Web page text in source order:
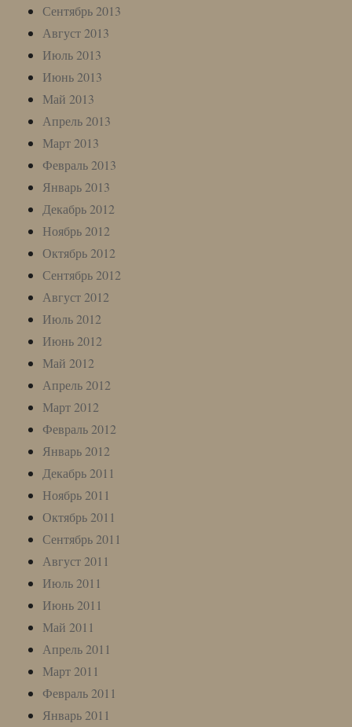
Сентябрь 2013
Август 2013
Июль 2013
Июнь 2013
Май 2013
Апрель 2013
Март 2013
Февраль 2013
Январь 2013
Декабрь 2012
Ноябрь 2012
Октябрь 2012
Сентябрь 2012
Август 2012
Июль 2012
Июнь 2012
Май 2012
Апрель 2012
Март 2012
Февраль 2012
Январь 2012
Декабрь 2011
Ноябрь 2011
Октябрь 2011
Сентябрь 2011
Август 2011
Июль 2011
Июнь 2011
Май 2011
Апрель 2011
Март 2011
Февраль 2011
Январь 2011